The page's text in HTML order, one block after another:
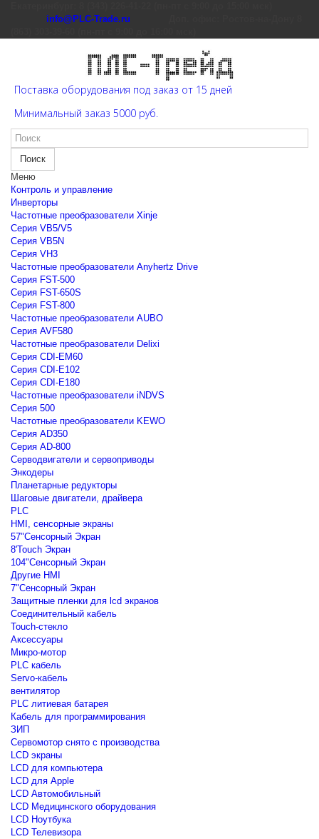
info@PLC-Trade.ru
Поставка оборудования под заказ от 15 дней
Минимальный заказ 5000 руб.
Поиск
Меню
Контроль и управление
Инверторы
Частотные преобразователи Xinje
Cерия VB5/V5
Cерия VB5N
Cерия VH3
Частотные преобразователи Anyhertz Drive
Серия FST-500
Серия FST-650S
Серия FST-800
Частотные преобразователи AUBO
Серия AVF580
Частотные преобразователи Delixi
Серия CDI-EM60
Серия CDI-E102
Серия CDI-E180
Частотные преобразователи iNDVS
Серия 500
Частотные преобразователи KEWO
Серия AD350
Серия AD-800
Серводвигатели и сервоприводы
Энкодеры
Планетарные редукторы
Шаговые двигатели, драйвера
PLC
HMI, сенсорные экраны
57"Сенсорный Экран
8'Touch Экран
104"Сенсорный Экран
Другие HMI
7"Сенсорный Экран
Защитные пленки для lcd экранов
Соединительный кабель
Touch-стекло
Аксессуары
Микро-мотор
PLC кабель
Servo-кабель
вентилятор
PLC литиевая батарея
Кабель для программирования
ЗИП
Сервомотор снято с производства
LCD экраны
LCD для компьютера
LCD для Apple
LCD Автомобильный
LCD Медицинского оборудования
LCD Ноутбука
LCD Телевизора